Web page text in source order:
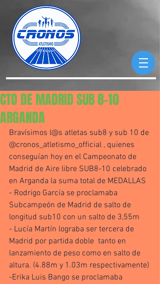
CTO DE MADRID SUB 8-10
ARGANDA
Bravísimos l@s atletas sub8 y sub 10 de
@cronos_atletismo_official , quienes
conseguían hoy en el Campeonato de
Madrid de Aire libre SUB8-10 celebrado
en Arganda la suma total de MEDALLAS
- Rodrigo García se proclamaba
Subcampeón de Madrid de salto de
longitud sub10 con un salto de 3,55m
- Lucía Martín lograba ser tercera de
Madrid por partida doble  tanto en
lanzamiento de peso como en salto de
altura. (4.88m y 1.03m respectivamente)
-Erika Luis Bango se proclamaba